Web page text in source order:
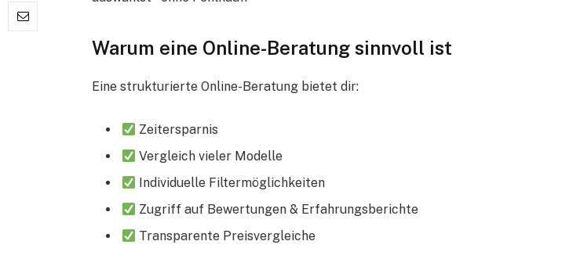
Warum eine Online-Beratung sinnvoll ist
Eine strukturierte Online-Beratung bietet dir:
Zeitersparnis
Vergleich vieler Modelle
Individuelle Filtermöglichkeiten
Zugriff auf Bewertungen & Erfahrungsberichte
Transparente Preisvergleiche